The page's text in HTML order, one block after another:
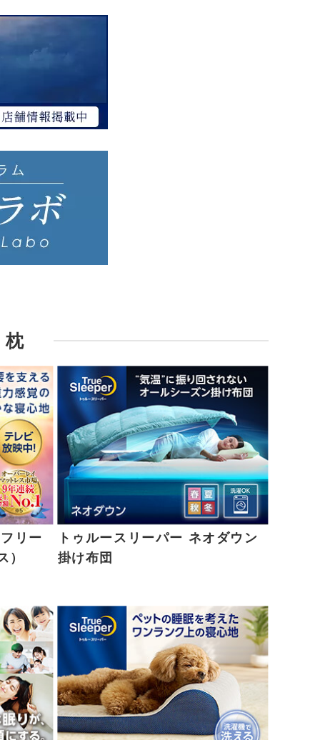
枕
リー
）
トゥルースリーパー ネオダウン
掛け布団